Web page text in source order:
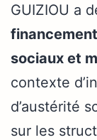
GUIZIOU a
sociaux et
contexte
d’austérité
sur les